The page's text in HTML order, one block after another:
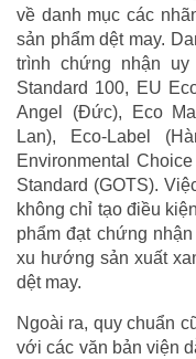
về danh mục các
sản phẩm dệt may.
trình chứng nhận
Standard 100, EU
Angel (Đức), Eco
Lan), Eco-Label
Environmental
Standard (GOTS).
không chỉ tạo điều
phẩm đạt chứng
xu hướng sản xuất
dệt may.
Ngoài ra, quy chuẩn
với các văn bản viện